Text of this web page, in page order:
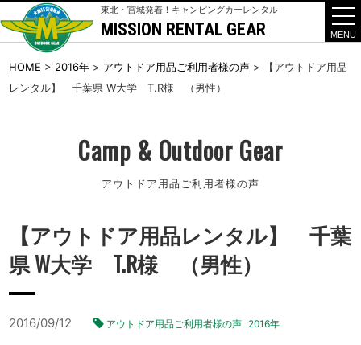
東北・宮城発着！キャンピングカーレンタル
MISSION RENTAL GEAR
t
o
g
l
HOME > 2016年 > アウトドア用品ご利用者様の声 >
【アウトドア用品
レンタル】 千葉県 W大学 T.R様 （男性）
Camp & Outdoor Gear
アウトドア用品ご利用者様の声
【アウトドア用品レンタル】 千葉
県 W大学 T.R様 （男性）
2016/09/12 アウトドア用品ご利用者様の声 2016年